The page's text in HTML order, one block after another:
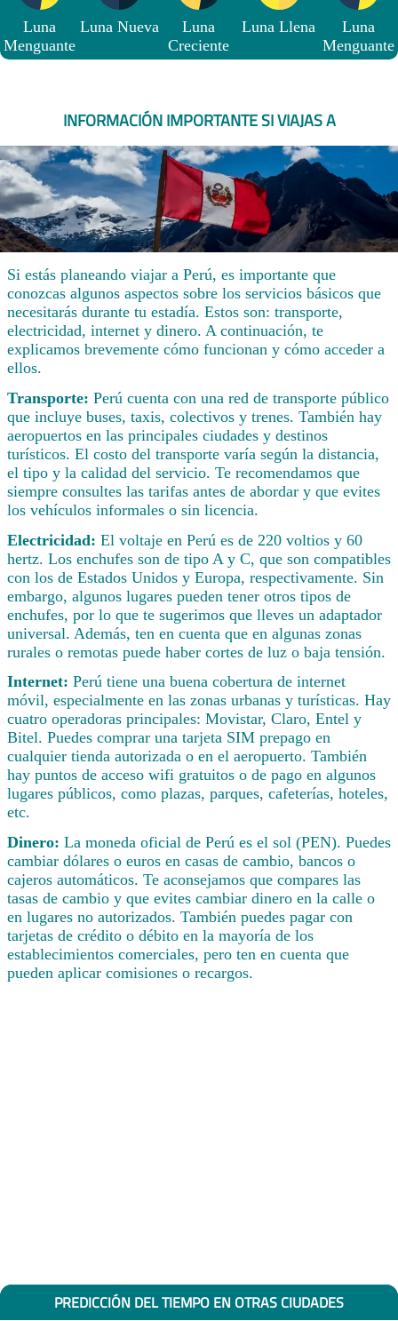
Luna
Menguante
Luna Nueva
Luna
Creciente
Luna Llena
Luna
Menguante
INFORMACIÓN IMPORTANTE SI VIAJAS A
Si estás planeando viajar a Perú, es importante que
conozcas algunos aspectos sobre los servicios básicos que
necesitarás durante tu estadía. Estos son: transporte,
electricidad, internet y dinero. A continuación, te
explicamos brevemente cómo funcionan y cómo acceder a
ellos.
Transporte: Perú cuenta con una red de transporte público
que incluye buses, taxis, colectivos y trenes. También hay
aeropuertos en las principales ciudades y destinos
turísticos. El costo del transporte varía según la distancia,
el tipo y la calidad del servicio. Te recomendamos que
siempre consultes las tarifas antes de abordar y que evites
los vehículos informales o sin licencia.
Electricidad: El voltaje en Perú es de 220 voltios y 60
hertz. Los enchufes son de tipo A y C, que son compatibles
con los de Estados Unidos y Europa, respectivamente. Sin
embargo, algunos lugares pueden tener otros tipos de
enchufes, por lo que te sugerimos que lleves un adaptador
universal. Además, ten en cuenta que en algunas zonas
rurales o remotas puede haber cortes de luz o baja tensión.
Internet: Perú tiene una buena cobertura de internet
móvil, especialmente en las zonas urbanas y turísticas. Hay
cuatro operadoras principales: Movistar, Claro, Entel y
Bitel. Puedes comprar una tarjeta SIM prepago en
cualquier tienda autorizada o en el aeropuerto. También
hay puntos de acceso wifi gratuitos o de pago en algunos
lugares públicos, como plazas, parques, cafeterías, hoteles,
etc.
Dinero: La moneda oficial de Perú es el sol (PEN). Puedes
cambiar dólares o euros en casas de cambio, bancos o
cajeros automáticos. Te aconsejamos que compares las
tasas de cambio y que evites cambiar dinero en la calle o
en lugares no autorizados. También puedes pagar con
tarjetas de crédito o débito en la mayoría de los
establecimientos comerciales, pero ten en cuenta que
pueden aplicar comisiones o recargos.
PREDICCIÓN DEL TIEMPO EN OTRAS CIUDADES